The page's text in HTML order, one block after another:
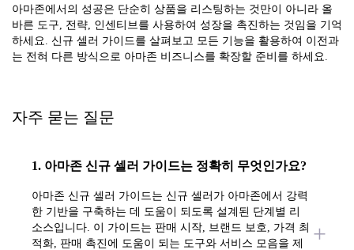
아마존에서의 성공은 단순히 상품을 리스팅하는 것만이 아니라 올
바른 도구, 전략, 인센티브를 사용하여 성장을 촉진하는 것임을 기억
하세요. 신규 셀러 가이드를 살펴보고 모든 기능을 활용하여 이전과
는 전혀 다른 방식으로 아마존 비즈니스를 확장할 준비를 하세요.
자주 묻는 질문
1. 아마존 신규 셀러 가이드는 정확히 무엇인가요?
아마존 신규 셀러 가이드는 신규 셀러가 아마존에서 강력
한 기반을 구축하는 데 도움이 되도록 설계된 단계별 리
소스입니다. 이 가이드는 판매 시작, 브랜드 보호, 가격 최
적화, 판매 촉진에 도움이 되는 도구와 서비스 모음을 제